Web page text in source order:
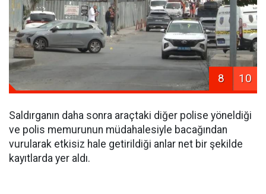
8 10
Saldırganın daha sonra araçtaki diğer polise yöneldiği
ve polis memurunun müdahalesiyle bacağından
vurularak etkisiz hale getirildiği anlar net bir şekilde
kayıtlarda yer aldı.